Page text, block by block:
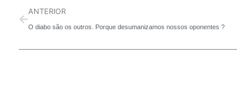
ANTERIOR
O diabo são os outros. Porque desumanizamos nossos oponentes ?